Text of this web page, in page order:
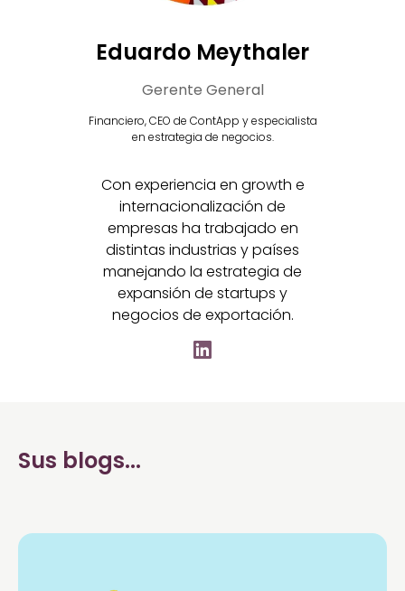
Eduardo Meythaler
Gerente General
Financiero, CEO de ContApp y especialista
en estrategia de negocios.
Con experiencia en growth e
internacionalización de
empresas ha trabajado en
distintas industrias y países
manejando la estrategia de
expansión de startups y
negocios de exportación.
Sus blogs...